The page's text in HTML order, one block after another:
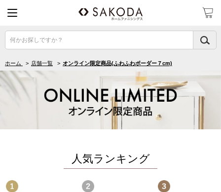
何かお探しですか？
ホーム > 店舗一覧 > オンライン限定商品(ふわふわボーダー７cm)
人気ランキング